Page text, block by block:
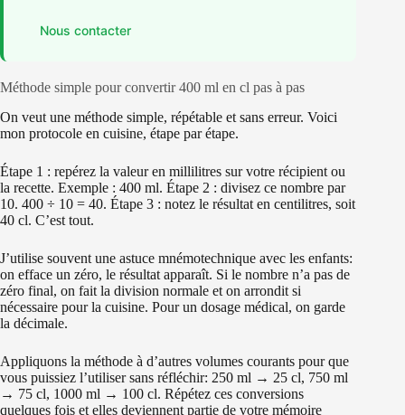
Nous contacter
Méthode simple pour convertir 400 ml en cl pas à pas
On veut une méthode simple, répétable et sans erreur. Voici
mon protocole en cuisine, étape par étape.
Étape 1 : repérez la valeur en millilitres sur votre récipient ou
la recette. Exemple : 400 ml. Étape 2 : divisez ce nombre par
10. 400 ÷ 10 = 40. Étape 3 : notez le résultat en centilitres, soit
40 cl. C’est tout.
J’utilise souvent une astuce mnémotechnique avec les enfants:
on efface un zéro, le résultat apparaît. Si le nombre n’a pas de
zéro final, on fait la division normale et on arrondit si
nécessaire pour la cuisine. Pour un dosage médical, on garde
la décimale.
Appliquons la méthode à d’autres volumes courants pour que
vous puissiez l’utiliser sans réfléchir: 250 ml → 25 cl, 750 ml
→ 75 cl, 1000 ml → 100 cl. Répétez ces conversions
quelques fois et elles deviennent partie de votre mémoire